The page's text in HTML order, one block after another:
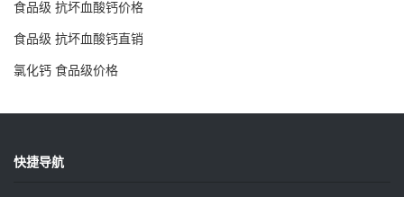
食品级 抗坏血酸钙价格
食品级 抗坏血酸钙直销
氯化钙 食品级价格
快捷导航